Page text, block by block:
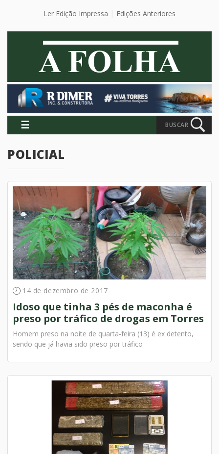
Ler Edição Impressa Edições Anteriores
☰ BUSCAR
POLICIAL
14 de dezembro de 2017
Idoso que tinha 3 pés de maconha é
preso por tráfico de drogas em Torres
Homem preso na noite de quarta-feira (13) é ex detento,
sendo que já havia sido preso por tráfico